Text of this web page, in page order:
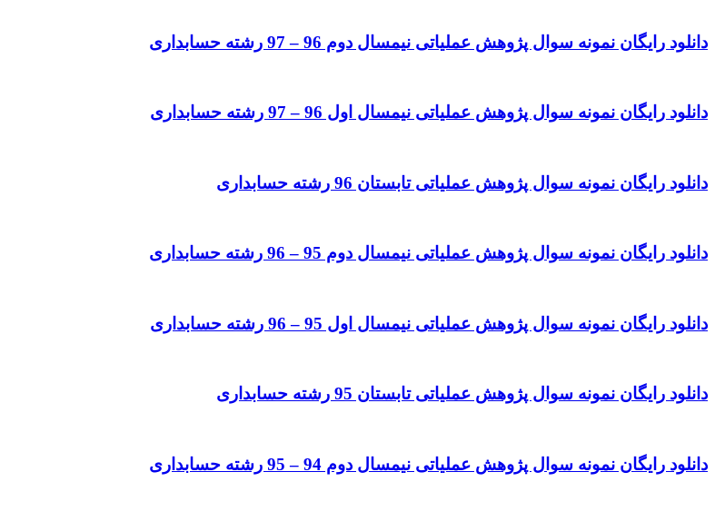
دانلود رایگان نمونه سوال پژوهش عملیاتی نیمسال دوم 96 – 97 رشته حسابداری
دانلود رایگان نمونه سوال پژوهش عملیاتی نیمسال اول 96 – 97 رشته حسابداری
دانلود رایگان نمونه سوال پژوهش عملیاتی تابستان 96 رشته حسابداری
دانلود رایگان نمونه سوال پژوهش عملیاتی نیمسال دوم 95 – 96 رشته حسابداری
دانلود رایگان نمونه سوال پژوهش عملیاتی نیمسال اول 95 – 96 رشته حسابداری
دانلود رایگان نمونه سوال پژوهش عملیاتی تابستان 95 رشته حسابداری
دانلود رایگان نمونه سوال پژوهش عملیاتی نیمسال دوم 94 – 95 رشته حسابداری